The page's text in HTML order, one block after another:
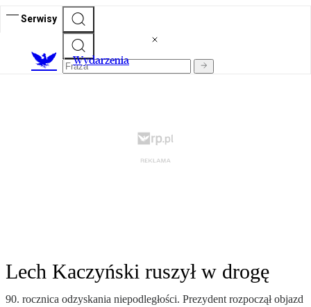
Serwisy
Wydarzenia
Lech Kaczyński ruszył w drogę
90. rocznica odzyskania niepodległości. Prezydent rozpoczął objazd